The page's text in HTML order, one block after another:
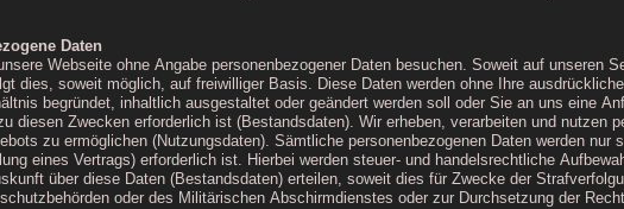
Daten
Webseite ohne Angabe personenbezogener Daten besuchen. Soweit auf unseren
dies, soweit möglich, auf freiwilliger Basis. Diese Daten werden ohne Ihre
begründet, inhaltlich ausgestaltet oder geändert werden soll oder Sie an uns eine
diesen Zwecken erforderlich ist (Bestandsdaten). Wir erheben, verarbeiten und nutzen
zu ermöglichen (Nutzungsdaten). Sämtliche personenbezogenen Daten werden
eines Vertrags) erforderlich ist. Hierbei werden steuer- und handelsrechtliche
über diese Daten (Bestandsdaten) erteilen, soweit dies für Zwecke der
oder des Militärischen Abschirmdienstes oder zur Durchsetzung der